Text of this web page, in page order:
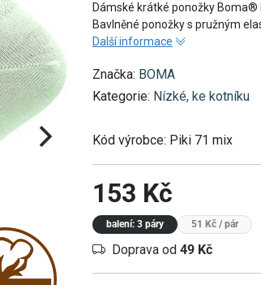
Dámské krátké ponožky Boma®
Bavlněné ponožky s pružným
Další informace
Značka: BOMA
Kategorie: Nízké, ke kotníku
Kód výrobce: Piki 71 mix
153 Kč
balení: 3 páry 51 Kč / pár
Doprava od 49 Kč